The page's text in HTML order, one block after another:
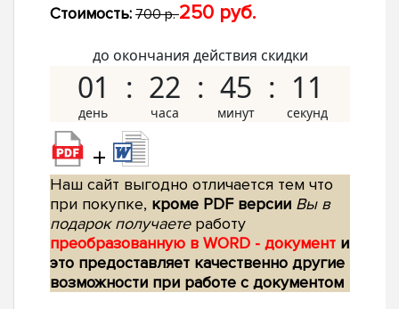
Стоимость: 700 р.250 руб.
до окончания действия скидки
01 22 45 10
+
Наш сайт выгодно отличается тем что
при покупке, кроме PDF версии Вы в
подарок получаетеработу
преобразованную в WORD - документ и
это предоставляет качественно другие
возможности при работе с документом